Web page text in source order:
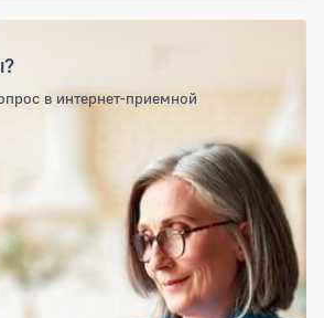
в интернет-приемной